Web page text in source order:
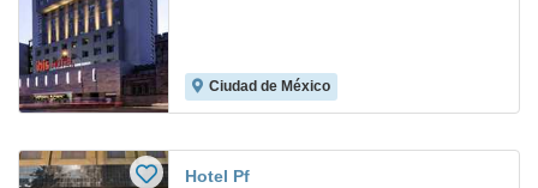
Ciudad de México
Hotel Pf